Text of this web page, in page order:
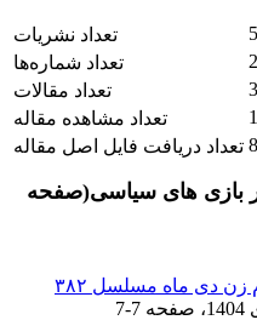
تعداد نشریات
تعداد شماره‌ها
تعداد مقالات
تعداد مشاهده مقاله
تعداد دریافت فایل اصل مقاله
بازی های سیاسی(صفحه
دوره 34، مجله پیام زن دی ماه مسلسل ۳۸۲
، صفحه 7-7